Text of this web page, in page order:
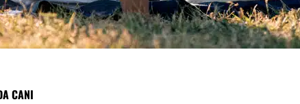
CANI